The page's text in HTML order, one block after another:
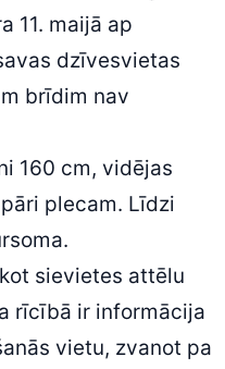
11. maijā ap
dzīvesvietas
brīdim nav
160 cm, vidējas
plecam. Līdzi
sievietes attēlu
rīcībā ir informācija
vietu, zvanot pa